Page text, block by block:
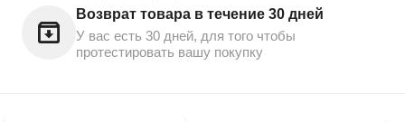
Возврат товара в течение 30 дней
У вас есть 30 дней, для того чтобы
протестировать вашу покупку